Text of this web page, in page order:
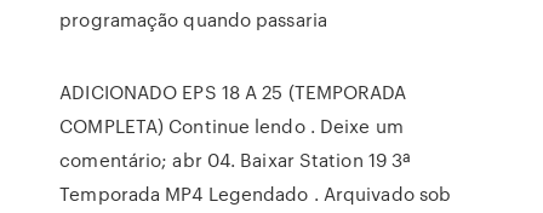
programação quando passaria
ADICIONADO EPS 18 A 25 (TEMPORADA
COMPLETA) Continue lendo . Deixe um
comentário; abr 04. Baixar Station 19 3ª
Temporada MP4 Legendado . Arquivado sob